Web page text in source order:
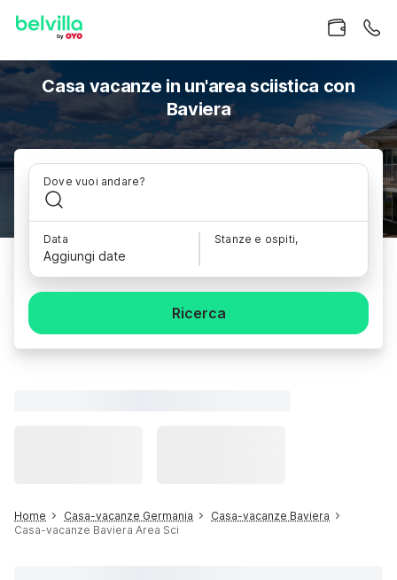
Casa vacanze in un'area sciistica con
Baviera
Dove vuoi andare?
Data
Aggiungi date
Stanze e ospiti,
Ricerca
Home Casa-vacanze Germania
Casa-vacanze Baviera
Casa-vacanze Baviera Area Sci